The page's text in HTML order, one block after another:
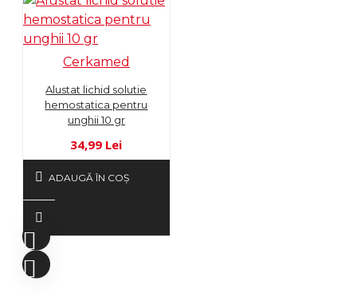
Cerkamed
Alustat lichid solutie
hemostatica pentru
unghii 10 gr
34,99 Lei
ADAUGĂ ÎN COŞ